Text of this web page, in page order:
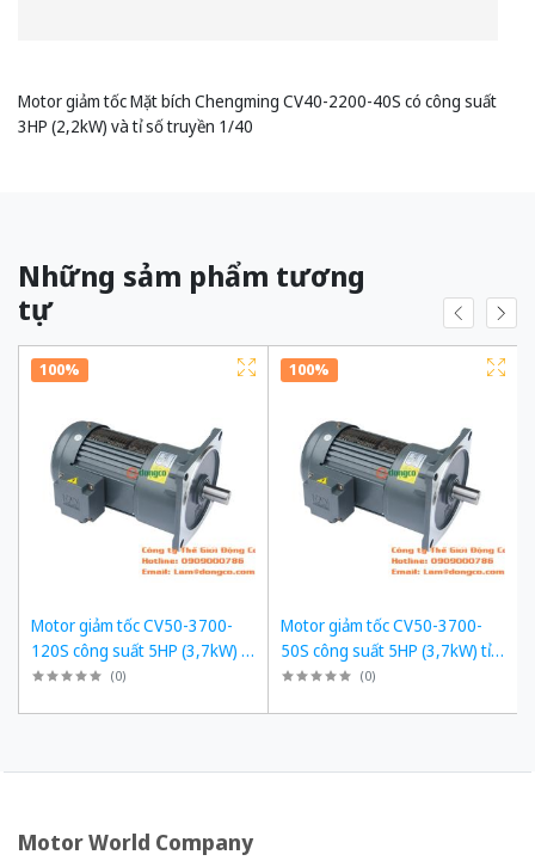
Motor giảm tốc Mặt bích Chengming CV40-2200-40S có công suất
3HP (2,2kW) và tỉ số truyền 1/40
Những sảm phẩm tương
tự
100%
Motor giảm tốc CV50-3700-
120S công suất 5HP (3,7kW) tỉ
số truyền 1/120
(0)
100%
Motor giảm tốc CV50-3700-
50S công suất 5HP (3,7kW) tỉ
số truyền 1/50
(0)
Motor World Company